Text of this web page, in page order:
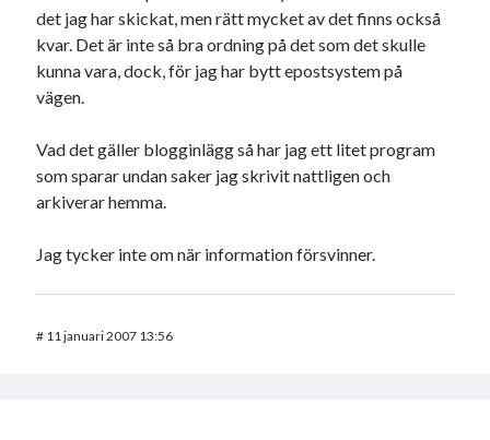
det jag har skickat, men rätt mycket av det finns också
kvar. Det är inte så bra ordning på det som det skulle
kunna vara, dock, för jag har bytt epostsystem på
vägen.
Vad det gäller blogginlägg så har jag ett litet program
som sparar undan saker jag skrivit nattligen och
arkiverar hemma.
Jag tycker inte om när information försvinner.
# 11 januari 2007 13:56